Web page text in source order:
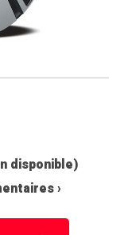
disponible)
›